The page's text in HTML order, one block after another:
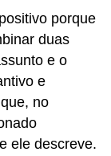
porque
duas
e o
e
no
ele descreve.